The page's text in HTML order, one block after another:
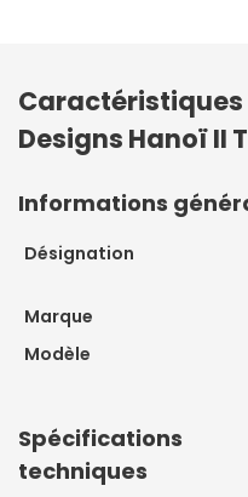
Caractéristiques
Designs Hanoï II
Informations
Désignation
Marque
Modèle
Spécifications
techniques